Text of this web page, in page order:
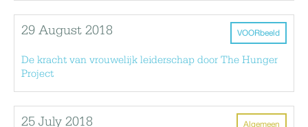
VOORbeeld
29 August 2018
De kracht van vrouwelijk leiderschap door The Hunger
Project
Algemeen
25 July 2018